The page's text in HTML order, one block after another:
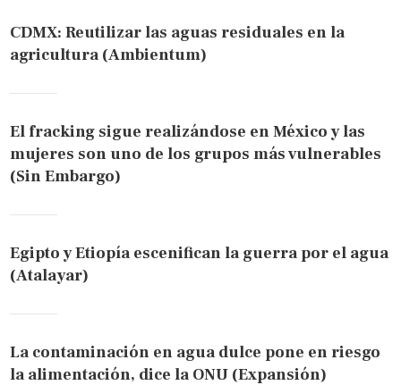
CDMX: Reutilizar las aguas residuales en la
agricultura (Ambientum)
El fracking sigue realizándose en México y las
mujeres son uno de los grupos más vulnerables
(Sin Embargo)
Egipto y Etiopía escenifican la guerra por el agua
(Atalayar)
La contaminación en agua dulce pone en riesgo
la alimentación, dice la ONU (Expansión)